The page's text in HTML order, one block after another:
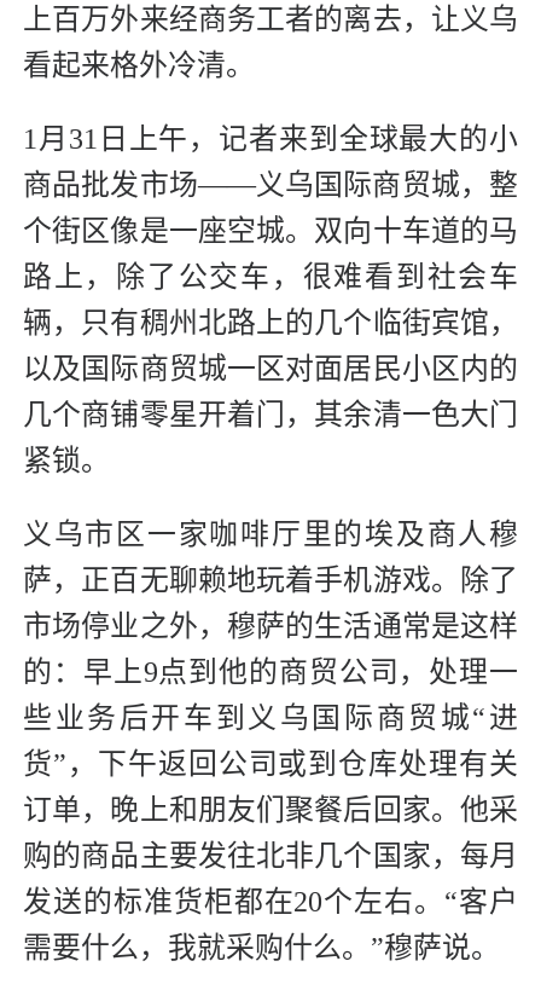
上百万外来经商务工者的离去，让义乌
看起来格外冷清。
1月31日上午，记者来到全球最大的小
商品批发市场——义乌国际商贸城，整
个街区像是一座空城。双向十车道的马
路上，除了公交车，很难看到社会车
辆，只有稠州北路上的几个临街宾馆，
以及国际商贸城一区对面居民小区内的
几个商铺零星开着门，其余清一色大门
紧锁。
义乌市区一家咖啡厅里的埃及商人穆
萨，正百无聊赖地玩着手机游戏。除了
市场停业之外，穆萨的生活通常是这样
的：早上9点到他的商贸公司，处理一
些业务后开车到义乌国际商贸城“进
货”，下午返回公司或到仓库处理有关
订单，晚上和朋友们聚餐后回家。他采
购的商品主要发往北非几个国家，每月
发送的标准货柜都在20个左右。“客户
需要什么，我就采购什么。”穆萨说。